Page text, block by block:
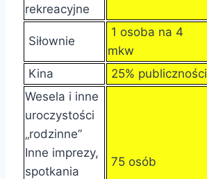
rekreacyjne
Siłownie
1 osoba na 4
mkw
Kina 25% publiczności
Wesela i inne
uroczystości
„rodzinne”
Inne imprezy,
spotkania
75 osób